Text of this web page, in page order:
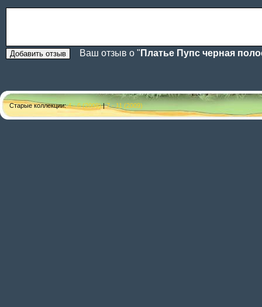
Ваш отзыв о " Платье Пупс черная
Старые коллекции:4 - 6 (2009)|7 - 11 (2009)